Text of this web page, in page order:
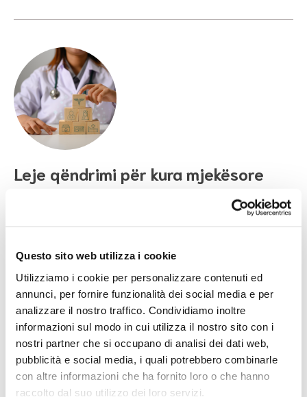
Questo sito web utilizza i cookie
Utilizziamo i cookie per personalizzare contenuti ed
annunci, per fornire funzionalità dei social media e per
analizzare il nostro traffico. Condividiamo inoltre
informazioni sul modo in cui utilizza il nostro sito con i
nostri partner che si occupano di analisi dei dati web,
pubblicità e social media, i quali potrebbero combinarle
con altre informazioni che ha fornito loro o che hanno
raccolto dal suo utilizzo dei loro servizi.
Leje qëndrimi për kura mjekësore
Çfarë është leja e qëndrimit për kura mjekësore Permesso
di soggiorno per cure mediche (leja e qëndrimit për kura
Zbulo më shumë >